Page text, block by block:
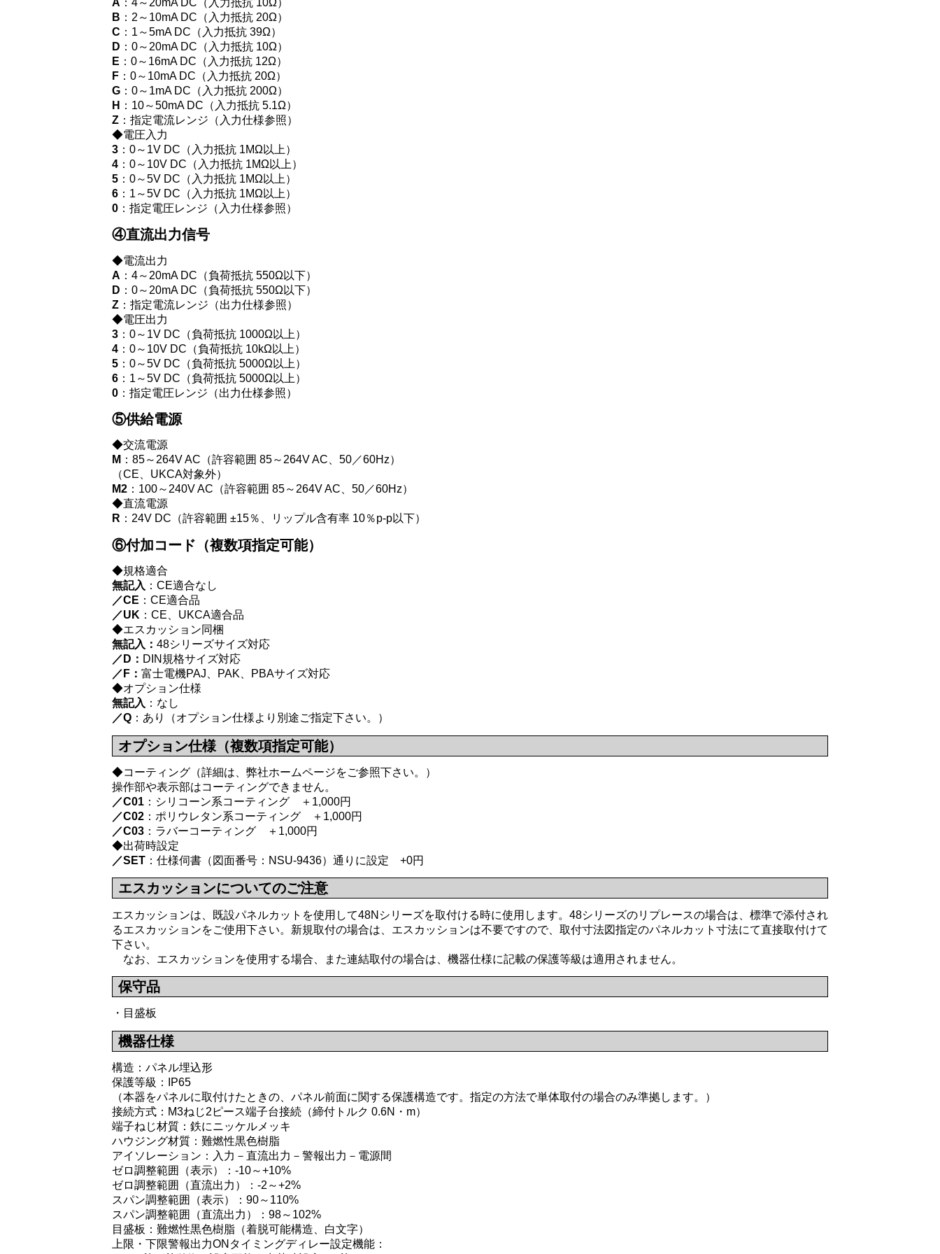
B ：2～10mA DC（入力抵抗 20Ω）
C ：1～5mA DC（入力抵抗 39Ω）
D ：0～20mA DC（入力抵抗 10Ω）
E ：0～16mA DC（入力抵抗 12Ω）
F ：0～10mA DC（入力抵抗 20Ω）
G ：0～1mA DC（入力抵抗 200Ω）
H ：10～50mA DC（入力抵抗 5.1Ω）
Z ：指定電流レンジ（入力仕様参照）
◆電圧入力
3 ：0～1V DC（入力抵抗 1MΩ以上）
4 ：0～10V DC（入力抵抗 1MΩ以上）
5 ：0～5V DC（入力抵抗 1MΩ以上）
6 ：1～5V DC（入力抵抗 1MΩ以上）
0 ：指定電圧レンジ（入力仕様参照）
④直流出力信号
◆電流出力
A ：4～20mA DC（負荷抵抗 550Ω以下）
D ：0～20mA DC（負荷抵抗 550Ω以下）
Z ：指定電流レンジ（出力仕様参照）
◆電圧出力
3 ：0～1V DC（負荷抵抗 1000Ω以上）
4 ：0～10V DC（負荷抵抗 10kΩ以上）
5 ：0～5V DC（負荷抵抗 5000Ω以上）
6 ：1～5V DC（負荷抵抗 5000Ω以上）
0 ：指定電圧レンジ（出力仕様参照）
⑤供給電源
◆交流電源
M ：85～264V AC（許容範囲 85～264V AC、50／60Hz）
（CE、UKCA対象外）
M2 ：100～240V AC（許容範囲 85～264V AC、50／60Hz）
◆直流電源
R ：24V DC（許容範囲 ±15％、リップル含有率 10％p-p以下）
⑥付加コード（複数項指定可能）
◆規格適合
無記入 ：CE適合なし
／CE ：CE適合品
／UK ：CE、UKCA適合品
◆エスカッション同梱
無記入： 48シリーズサイズ対応
／D： DIN規格サイズ対応
／F： 富士電機PAJ、PAK、PBAサイズ対応
◆オプション仕様
無記入 ：なし
／Q ：あり（オプション仕様より別途ご指定下さい。）
オプション仕様（複数項指定可能）
◆コーティング（詳細は、弊社ホームページをご参照下さい。）
操作部や表示部はコーティングできません。
／C01 ：シリコーン系コーティング ＋1,000円
／C02 ：ポリウレタン系コーティング ＋1,000円
／C03 ：ラバーコーティング ＋1,000円
◆出荷時設定
／SET ：仕様伺書（図面番号：NSU-9436）通りに設定 +0円
エスカッションについてのご注意
エスカッションは、既設パネルカットを使用して48Nシリーズを取付ける時に使用します。48シリーズのリプレースの場合は、標準で添付され
るエスカッションをご使用下さい。新規取付の場合は、エスカッションは不要ですので、取付寸法図指定のパネルカット寸法にて直接取付けて
下さい。
なお、エスカッションを使用する場合、また連結取付の場合は、機器仕様に記載の保護等級は適用されません。
保守品
・目盛板
機器仕様
構造：パネル埋込形
保護等級：IP65
（本器をパネルに取付けたときの、パネル前面に関する保護構造です。指定の方法で単体取付の場合のみ準拠します。）
接続方式：M3ねじ2ピース端子台接続（締付トルク 0.6N・m）
端子ねじ材質：鉄にニッケルメッキ
ハウジング材質：難燃性黒色樹脂
アイソレーション：入力－直流出力－警報出力－電源間
ゼロ調整範囲（表示）：-10～+10%
ゼロ調整範囲（直流出力）：-2～+2%
スパン調整範囲（表示）：90～110%
スパン調整範囲（直流出力）：98～102%
目盛板：難燃性黒色樹脂（着脱可能構造、白文字）
上限・下限警報出力ONタイミングディレー設定機能：